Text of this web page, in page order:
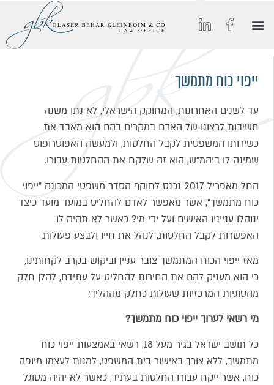
ייפוי כוח מתמשך
עד לשנים האחרונות, המחוקק הישראלי, לא נתן משנה
חשיבות לרצונו של האדם במקרים בהם הוא מאבד את
כשירותו המשפטית לקבל החלטות, ולמעשה האפוטרופוס
שמינה לו ביהמ"ש, הוא זה שלקח את ההחלטות עבורו.
החל מאפריל 2017 נכנס לתוקף הסדר משפטי המכונה "ייפוי
כוח מתמשך", אשר מאפשר לאדם להחליט במועד מועד כיצד
ינוהלו ענייניו האישים ועל ידי מי? כאשר לא תהיה לו
האפשרות לקבל החלטות, לנהל את חייו ולבצע פעולות.
מאז ייפוי הכוח המתמשך צובר עניין וביקוש בקרב לקחותינו,
כי הוא מעניק להם את החירות להחליט על עתידם, להלן חלק
מהסוגיות המרכזיות שעולות כחלק מההליך:
מי רשאי לערוך ייפוי כוח מתמשך?
כל תושב ישראל בגיר מעל 18, רשאי באמצעות ייפוי כוח
מתמשך, ללא צורך באישור בית המשפט, למנות לעצמו מיופה
כוח, אשר ייקח עבורו החלטות בעתיד, כאשר לא יהיה מסוגל